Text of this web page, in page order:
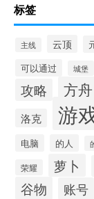
标签
主线 云顶
可以通过
城堡
攻略
方舟
洛克 游
电脑 的人
荣耀 萝卜
谷物 账号